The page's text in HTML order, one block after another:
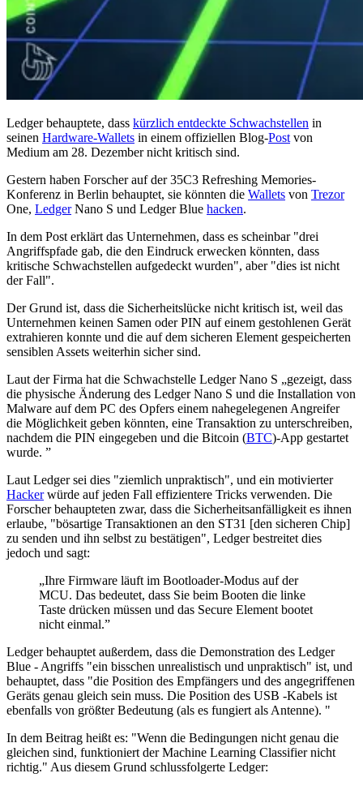
Ledger behauptete, dass kürzlich entdeckte Schwachstellen in
seinen Hardware-Wallets in einem offiziellen Blog-Post von
Medium am 28. Dezember nicht kritisch sind.
Gestern haben Forscher auf der 35C3 Refreshing Memories-
Konferenz in Berlin behauptet, sie könnten die Wallets von Trezor
One, LedgerNano S und Ledger Blue hacken.
In dem Post erklärt das Unternehmen, dass es scheinbar "drei
Angriffspfade gab, die den Eindruck erwecken könnten, dass
kritische Schwachstellen aufgedeckt wurden", aber "dies ist nicht
der Fall".
Der Grund ist, dass die Sicherheitslücke nicht kritisch ist, weil das
Unternehmen keinen Samen oder PIN auf einem gestohlenen Gerät
extrahieren konnte und die auf dem sicheren Element gespeicherten
sensiblen Assets weiterhin sicher sind.
Laut der Firma hat die Schwachstelle Ledger Nano S „gezeigt, dass
die physische Änderung des Ledger Nano S und die Installation von
Malware auf dem PC des Opfers einem nahegelegenen Angreifer
die Möglichkeit geben könnten, eine Transaktion zu unterschreiben,
nachdem die PIN eingegeben und die Bitcoin (BTC)-App gestartet
wurde. ”
Laut Ledger sei dies "ziemlich unpraktisch", und ein motivierter
Hackerwürde auf jeden Fall effizientere Tricks verwenden. Die
Forscher behaupteten zwar, dass die Sicherheitsanfälligkeit es ihnen
erlaube, "bösartige Transaktionen an den ST31 [den sicheren Chip]
zu senden und ihn selbst zu bestätigen", Ledger bestreitet dies
jedoch und sagt:
„Ihre Firmware läuft im Bootloader-Modus auf der
MCU. Das bedeutet, dass Sie beim Booten die linke
Taste drücken müssen und das Secure Element bootet
nicht einmal.”
Ledger behauptet außerdem, dass die Demonstration des Ledger
Blue - Angriffs "ein bisschen unrealistisch und unpraktisch" ist, und
behauptet, dass "die Position des Empfängers und des angegriffenen
Geräts genau gleich sein muss. Die Position des USB -Kabels ist
ebenfalls von größter Bedeutung (als es fungiert als Antenne). "
In dem Beitrag heißt es: "Wenn die Bedingungen nicht genau die
gleichen sind, funktioniert der Machine Learning Classifier nicht
richtig." Aus diesem Grund schlussfolgerte Ledger: